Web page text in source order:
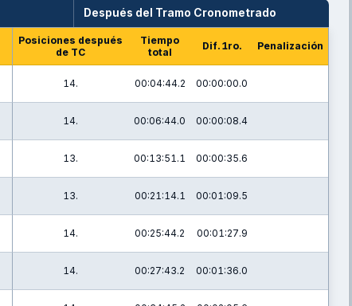
Después del Tramo Cronometrado
Posiciones después
de TC
Tiempo
total
Dif. 1ro. Penalización
14. 00:04:44.2 00:00:00.0
14. 00:06:44.0 00:00:08.4
13. 00:13:51.1 00:00:35.6
13. 00:21:14.1 00:01:09.5
14. 00:25:44.2 00:01:27.9
14. 00:27:43.2 00:01:36.0